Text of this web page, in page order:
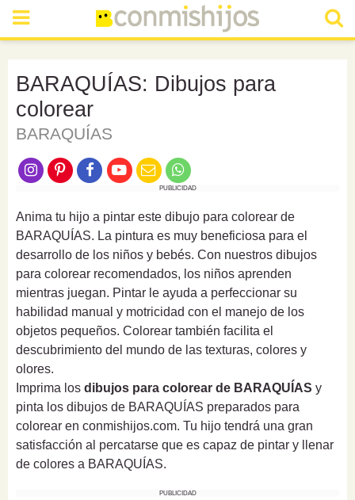
BARAQUÍAS: Dibujos para
colorear
BARAQUÍAS
PUBLICIDAD
Anima tu hijo a pintar este dibujo para colorear de
BARAQUÍAS. La pintura es muy beneficiosa para el
desarrollo de los niños y bebés. Con nuestros dibujos
para colorear recomendados, los niños aprenden
mientras juegan. Pintar le ayuda a perfeccionar su
habilidad manual y motricidad con el manejo de los
objetos pequeños. Colorear también facilita el
descubrimiento del mundo de las texturas, colores y
olores.
Imprima los dibujos para colorear de BARAQUÍAS y
pinta los dibujos de BARAQUÍAS preparados para
colorear en conmishijos.com. Tu hijo tendrá una gran
satisfacción al percatarse que es capaz de pintar y llenar
de colores a BARAQUÍAS.
PUBLICIDAD